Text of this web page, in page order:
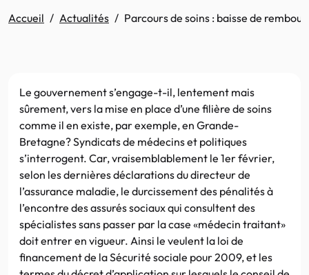
Accueil Actualités Parcours de soins : baisse de
Le gouvernement s’engage-t-il, lentement mais
sûrement, vers la mise en place d’une filière de soins
comme il en existe, par exemple, en Grande-
Bretagne? Syndicats de médecins et politiques
s’interrogent. Car, vraisemblablement le 1er février,
selon les dernières déclarations du directeur de
l’assurance maladie, le durcissement des pénalités à
l’encontre des assurés sociaux qui consultent des
spécialistes sans passer par la case «médecin traitant»
doit entrer en vigueur. Ainsi le veulent la loi de
financement de la Sécurité sociale pour 2009, et les